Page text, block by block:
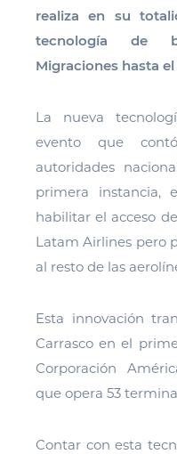
realiza en su
tecnología de
Migraciones hasta
La nueva
evento que
autoridades
primera instancia,
habilitar el acceso
Latam Airlines pero
al resto de las
Esta innovación
Carrasco en el
Corporación
que opera 53
Contar con esta